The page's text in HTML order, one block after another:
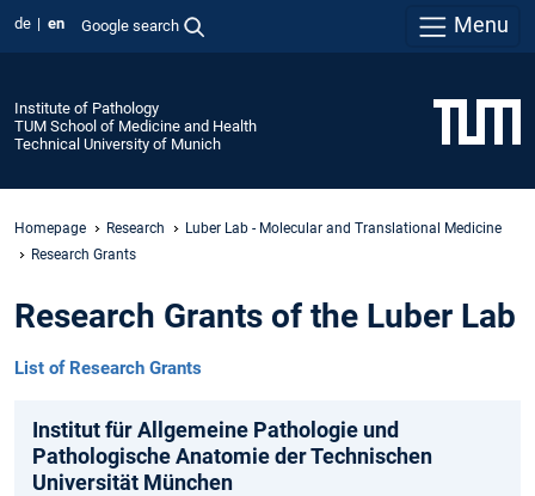
de en Google search Menu
Institute of Pathology
TUM School of Medicine and Health
Technical University of Munich
Homepage Research
Luber Lab - Molecular and Translational Medicine
Research Grants
Research Grants of the Luber Lab
List of Research Grants
Institut für Allgemeine Pathologie und
Pathologische Anatomie der Technischen
Universität München